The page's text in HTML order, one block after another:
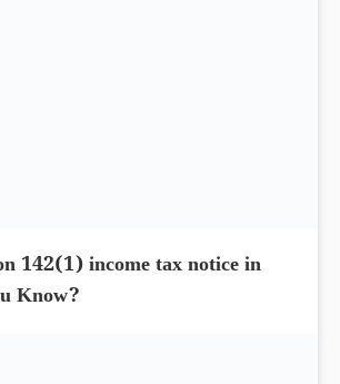
142(1) income tax notice in
Know?